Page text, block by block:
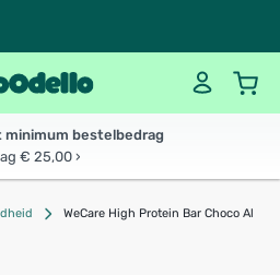
bestelbedrag
€ 25,00 ›
WeCare High Protein Bar Choco